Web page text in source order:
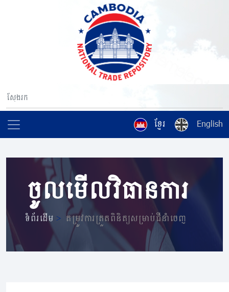
ខ្មែរ English
ចូលមើលវិធានការ
ទំព័រដើម> តម្រូវការត្រួតពិនិត្យសម្រាប់ជីនាំចេញ